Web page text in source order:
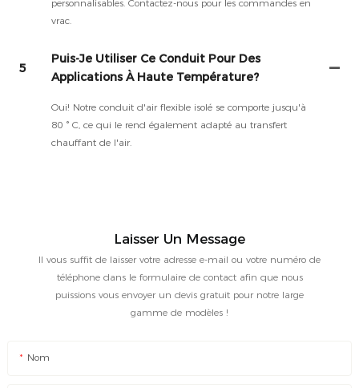
personnalisables. Contactez-nous pour les commandes en
vrac.
5
Puis-Je Utiliser Ce Conduit Pour Des
Applications À Haute Température?
Oui! Notre conduit d'air flexible isolé se comporte jusqu'à
80 ° C, ce qui le rend également adapté au transfert
chauffant de l'air.
Laisser Un Message
Il vous suffit de laisser votre adresse e-mail ou votre numéro de
téléphone dans le formulaire de contact afin que nous
puissions vous envoyer un devis gratuit pour notre large
gamme de modèles !
Nom